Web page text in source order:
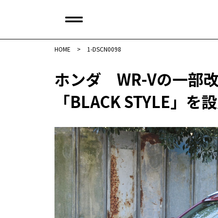
HOME > 1-DSCN0098
ホンダ WR-Vの一部
「BLACK STYLE」を